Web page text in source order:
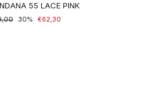
55 LACE PINK
30% €62,30